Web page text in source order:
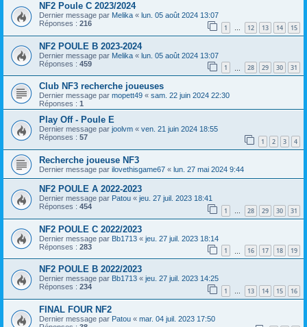
NF2 Poule C 2023/2024
Dernier message par Melika « lun. 05 août 2024 13:07
Réponses : 216 1 … 12 13 14 15
NF2 POULE B 2023-2024
Dernier message par Melika « lun. 05 août 2024 13:07
Réponses : 459 1 28 29 30 31
Club NF3 recherche joueuses
Dernier message par mopett49 « sam. 22 juin 2024 22:30
Réponses : 1
Play Off - Poule E
Dernier message par joolvm « ven. 21 juin 2024 18:55
Réponses : 57 1 2 3 4
Recherche joueuse NF3
Dernier message par ilovethisgame67 « lun. 27 mai 2024 9:44
NF2 POULE A 2022-2023
Dernier message par Patou « jeu. 27 juil. 2023 18:41
Réponses : 454 1 … 28 29 30 31
NF2 POULE C 2022/2023
Dernier message par Bb1713 « jeu. 27 juil. 2023 18:14
Réponses : 283 1 16 17 18 19
NF2 POULE B 2022/2023
Dernier message par Bb1713 « jeu. 27 juil. 2023 14:25
Réponses : 234 1 … 13 14 15 16
FINAL FOUR NF2
Dernier message par Patou « mar. 04 juil. 2023 17:50